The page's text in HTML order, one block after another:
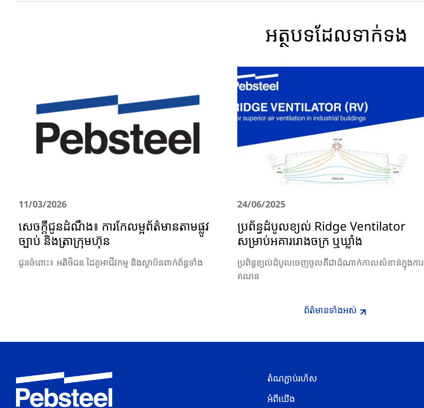
អត្ថបទ​ដែល​ទាក់ទង
11/03/2026
សេចក្តីជូនដំណឹង៖ ការកែលម្អព័ត៌មានតាមផ្លូវ
ច្បាប់ និងត្រាក្រុមហ៊ុន
ជូនចំពោះ៖ អតិថិជន ដៃគូអាជីវកម្ម និងស្ថាប័នពាក់ព័ន្ធទាំង
24/06/2025
ប្រព័ន្ធដំបូលខ្យល់ Ridge Ventilator
សម្រាប់អគាររោងចក្រ ឬឃ្លាំង
ប្រព័ន្ធខ្យល់ដំបូលចេញចូលគឺជាដំណាក់កាលសំខាន់ក្នុងការ
គណន
ព័ត៌មានទាំងអស់
តំណភ្ជាប់រហ័ស
អំពីយើង